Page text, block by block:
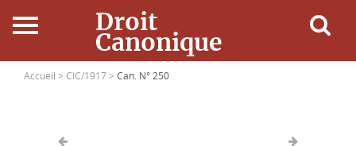
Droit
Canonique
Accueil
Accueil > CIC/1917 > Can. N° 250